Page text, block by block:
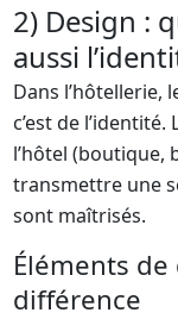
2) Design :
aussi
Dans l’hôtellerie,
c’est de
l’hôtel (boutique,
transmettre une
sont maîtrisés.
Éléments
différence